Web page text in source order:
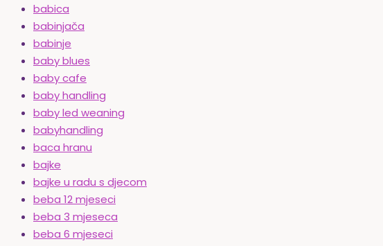
babica
babinjača
babinje
baby blues
baby cafe
baby handling
baby led weaning
babyhandling
baca hranu
bajke
bajke u radu s djecom
beba 12 mjeseci
beba 3 mjeseca
beba 6 mjeseci